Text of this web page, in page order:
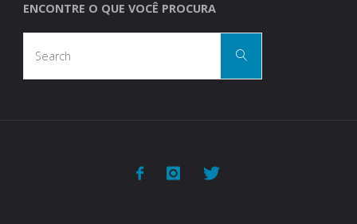
ENCONTRE O QUE VOCÊ PROCURA
Search